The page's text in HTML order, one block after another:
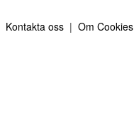
Kontakta oss | Om Cookies